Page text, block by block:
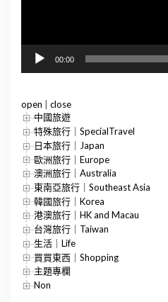
00:00
open
close
中國旅遊
特殊旅行｜SpecialTravel
日本旅行｜Japan
歐洲旅行｜Europe
澳洲旅行｜Australia
東南亞旅行｜Southeast Asia
韓國旅行｜Korea
港澳旅行｜HK and Macau
台灣旅行｜Taiwan
生活｜Life
買買東西｜Shopping
主題專欄
Non